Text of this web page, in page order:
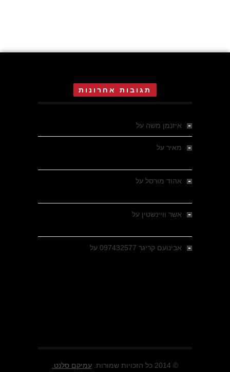
תגובות אחרונות
איזנמן משה על
מאיר על
אהוד מורסל על
אשר וויינשטין על
אבינועם קריגר 097432577 על
© 2014 כל הזכויות שמורות. עמיקם סלנט.